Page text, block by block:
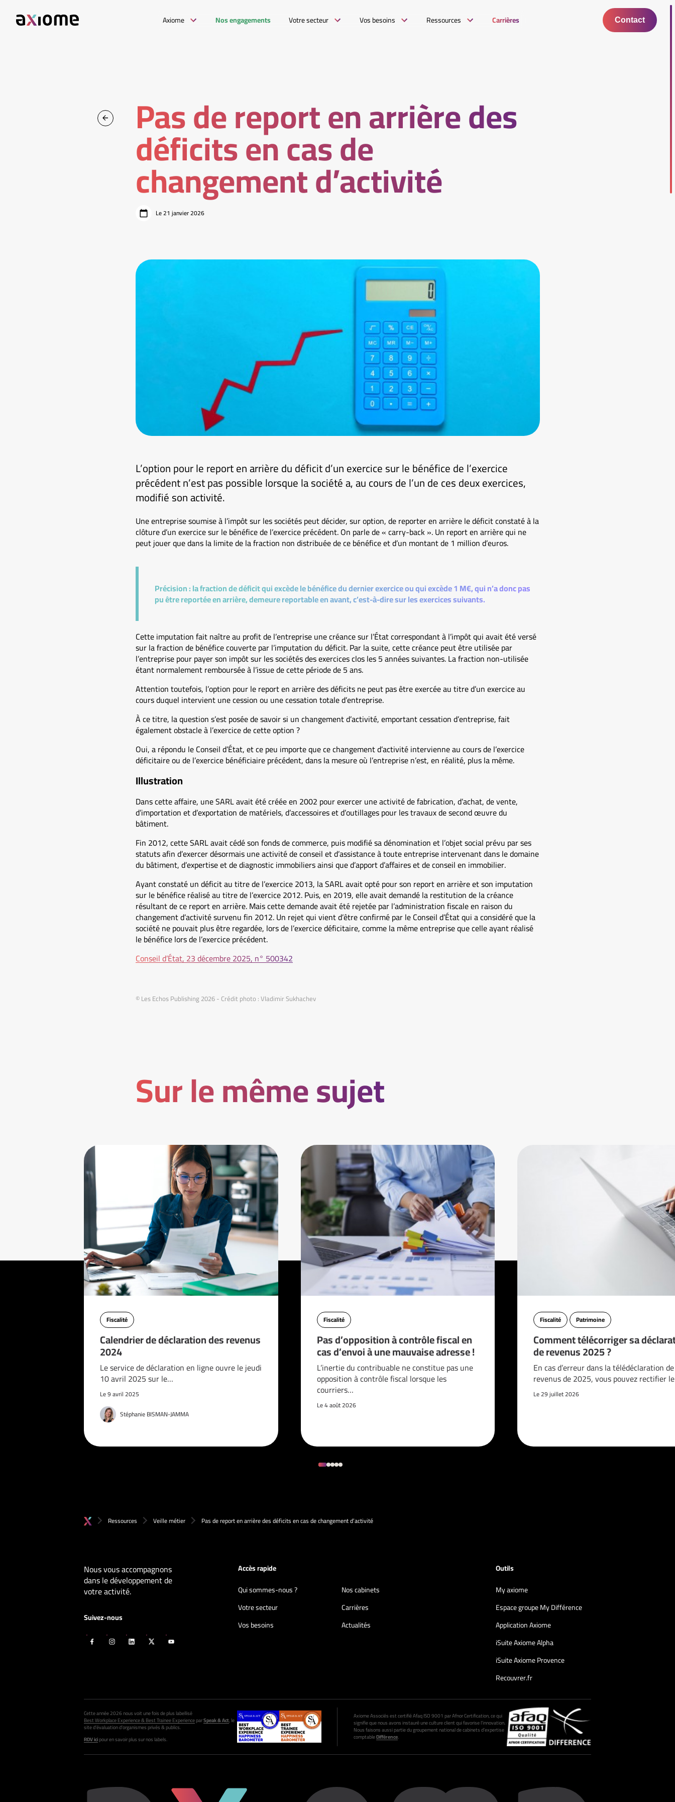
Axiome Nos engagements Votre secteur Vos besoins Ressources Carrières Contact
Pas de report en arrière des
déficits en cas de
changement d’activité
Le 21 janvier 2026
L’option pour le report en arrière du déficit d’un exercice sur le bénéfice de l’exercice
précédent n’est pas possible lorsque la société a, au cours de l’un de ces deux exercices,
modifié son activité.
Une entreprise soumise à l’impôt sur les sociétés peut décider, sur option, de reporter en arrière le déficit constaté à la
clôture d’un exercice sur le bénéfice de l’exercice précédent. On parle de « carry-back ». Un report en arrière qui ne
peut jouer que dans la limite de la fraction non distribuée de ce bénéfice et d’un montant de 1 million d’euros.
Précision :la fraction de déficit qui excède le bénéfice du dernier exercice ou qui excède 1 M€, qui n’a donc pas
pu être reportée en arrière, demeure reportable en avant, c’est-à-dire sur les exercices suivants.
Cette imputation fait naître au profit de l’entreprise une créance sur l’État correspondant à l’impôt qui avait été versé
sur la fraction de bénéfice couverte par l’imputation du déficit. Par la suite, cette créance peut être utilisée par
l’entreprise pour payer son impôt sur les sociétés des exercices clos les 5 années suivantes. La fraction non-utilisée
étant normalement remboursée à l’issue de cette période de 5 ans.
Attention toutefois, l’option pour le report en arrière des déficits ne peut pas être exercée au titre d’un exercice au
cours duquel intervient une cession ou une cessation totale d’entreprise.
À ce titre, la question s’est posée de savoir si un changement d’activité, emportant cessation d’entreprise, fait
également obstacle à l’exercice de cette option ?
Oui, a répondu le Conseil d’État, et ce peu importe que ce changement d’activité intervienne au cours de l’exercice
déficitaire ou de l’exercice bénéficiaire précédent, dans la mesure où l’entreprise n’est, en réalité, plus la même.
Illustration
Dans cette affaire, une SARL avait été créée en 2002 pour exercer une activité de fabrication, d’achat, de vente,
d’importation et d’exportation de matériels, d’accessoires et d’outillages pour les travaux de second œuvre du
bâtiment.
Fin 2012, cette SARL avait cédé son fonds de commerce, puis modifié sa dénomination et l’objet social prévu par ses
statuts afin d’exercer désormais une activité de conseil et d’assistance à toute entreprise intervenant dans le domaine
du bâtiment, d’expertise et de diagnostic immobiliers ainsi que d’apport d’affaires et de conseil en immobilier.
Ayant constaté un déficit au titre de l’exercice 2013, la SARL avait opté pour son report en arrière et son imputation
sur le bénéfice réalisé au titre de l’exercice 2012. Puis, en 2019, elle avait demandé la restitution de la créance
résultant de ce report en arrière. Mais cette demande avait été rejetée par l’administration fiscale en raison du
changement d’activité survenu fin 2012. Un rejet qui vient d’être confirmé par le Conseil d’État qui a considéré que la
société ne pouvait plus être regardée, lors de l’exercice déficitaire, comme la même entreprise que celle ayant réalisé
le bénéfice lors de l’exercice précédent.
Conseil d’État, 23 décembre 2025, n° 500342
© Les Echos Publishing 2026 - Crédit photo : Vladimir Sukhachev
Sur le même sujet
Fiscalité
Calendrier de déclaration des revenus
2024
Le service de déclaration en ligne ouvre le jeudi
10 avril 2025 sur le…
Le 9 avril 2025
Stéphanie BISMAN-JAMMA
Fiscalité
Pas d’opposition à contrôle fiscal en
cas d’envoi à une mauvaise adresse !
L’inertie du contribuable ne constitue pas une
opposition à contrôle fiscal lorsque les
courriers…
Le 4 août 2026
Fiscalité Patrimoine
Comment télécorriger sa
de revenus 2025 ?
En cas d’erreur dans la télédéclaration
revenus de 2025, vous pouvez rectifier
Le 29 juillet 2026
Ressources Veille métier Pas de report en arrière des déficits en cas de changement d’activité
Nous vous accompagnons
dans le développement de
votre activité.
Suivez-nous
Accès rapide
Qui sommes-nous ?
Nos cabinets
Votre secteur
Carrières
Vos besoins
Actualités
Outils
My axiome
Espace groupe My Différence
Application Axiome
iSuite Axiome Alpha
iSuite Axiome Provence
Recouvrer.fr
Cette année 2026 nous voit une fois de plus labellisé
Best Workplace Experience & Best Trainee ExperienceparSpeak & Act, le
site d’évaluation d’organismes privés & publics.
RDV icipour en savoir plus sur nos labels.
Axiome Associés est certifié Afaq ISO 9001 par Afnor Certification, ce qui
signifie que nous avons instauré une culture client qui favorise l’innovation.
Nous faisons aussi partie du groupement national de cabinets d’expertise
comptableDifférence.